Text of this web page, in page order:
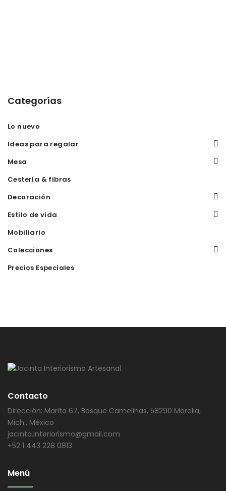
Categorías
Lo nuevo
Ideas para regalar
Mesa
Cestería & fibras
Decoración
Estilo de vida
Mobiliario
Colecciones
Precios Especiales
Contacto
Dirección: Marita 67, Bosque Camelinas, 58290 Morelia,
Mich., México
jacinta.interiorismo@gmail.com
+52 1 443 228 0813
Menú